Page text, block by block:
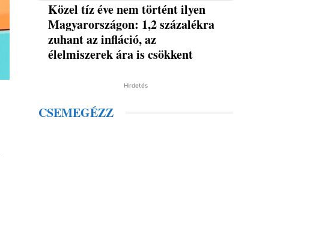
Közel tíz éve nem történt ilyen
Magyarországon: 1,2 százalékra
zuhant az infláció, az
élelmiszerek ára is csökkent
Hirdetés
CSEMEGÉZZ